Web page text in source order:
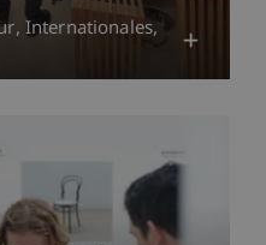
Internationales